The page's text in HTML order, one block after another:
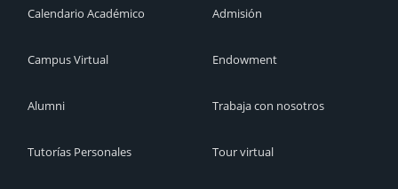
Calendario Académico
Campus Virtual
Alumni
Tutorías Personales
Admisión
Endowment
Trabaja con nosotros
Tour virtual